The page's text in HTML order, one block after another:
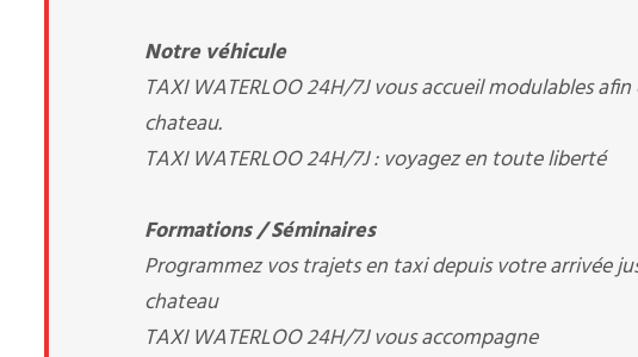
Notre véhicule
TAXI WATERLOO 24H/7J vous accueil modulables
chateau.
TAXI WATERLOO 24H/7J : voyagez en toute liberté
Formations / Séminaires
Programmez vos trajets en taxi depuis votre arrivée
chateau
TAXI WATERLOO 24H/7J vous accompagne